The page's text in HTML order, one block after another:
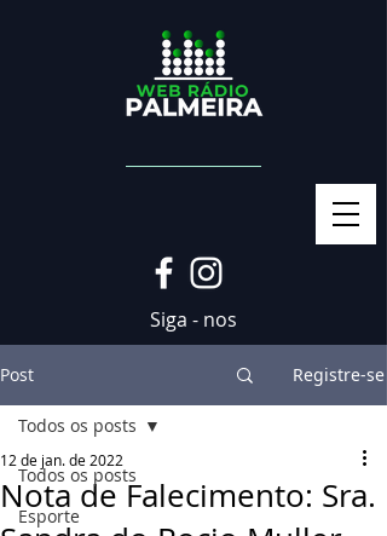
Siga - nos
Post Registre-se
Todos os posts
Esporte
Todos os posts
Nota de Falecimento: Sra.
12 de jan. de 2022